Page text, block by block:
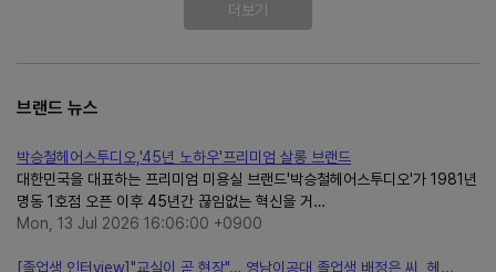
더보기
브랜드 뉴스
박승철헤어스투디오,'45년 노하우'프리미엄 살롱 브랜드
대한민국을 대표하는 프리미엄 미용실 브랜드'박승철헤어스투디오'가 1981년
명동 1호점 오픈 이후 45년간 끊임없는 혁신을 거…
Mon, 13 Jul 2026 16:06:00 +0900
[졸업생 인터view]"교실이 곧 현장"… 영남이공대 졸업생 배정은 씨, 헤...